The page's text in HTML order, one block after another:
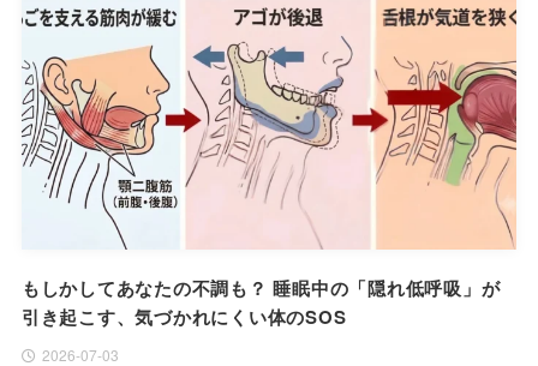
もしかしてあなたの不調も？ 睡眠中の「隠れ低呼吸」が
引き起こす、気づかれにくい体のSOS
2026-07-03